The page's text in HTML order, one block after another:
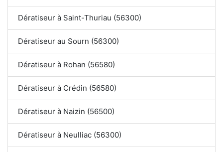
Dératiseur à Saint-Thuriau (56300)
Dératiseur au Sourn (56300)
Dératiseur à Rohan (56580)
Dératiseur à Crédin (56580)
Dératiseur à Naizin (56500)
Dératiseur à Neulliac (56300)